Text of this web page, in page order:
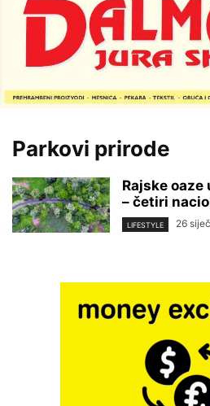
Parkovi prirode
Rajske
– četiri
LIFESTYLE 26